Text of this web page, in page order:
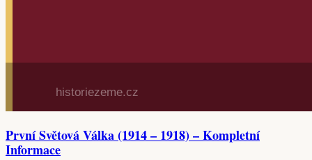
První Světová Válka (1914 – 1918) – Kompletní
Informace